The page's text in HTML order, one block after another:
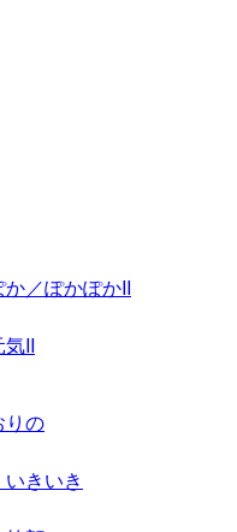
／ぽかぽかII
II
の
きいき